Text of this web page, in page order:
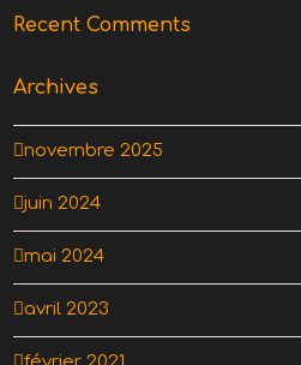
Recent Comments
Archives
novembre 2025
juin 2024
mai 2024
avril 2023